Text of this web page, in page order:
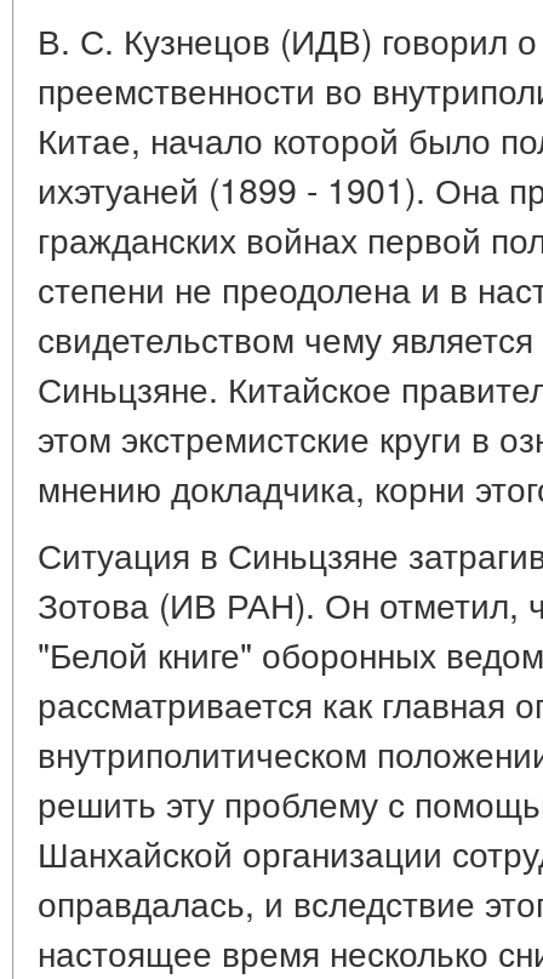
В. С. Кузнецов (ИДВ) говорил о
преемственности во
Китае, начало которой было
ихэтуаней (1899 - 1901). Она
гражданских войнах первой
степени не преодолена и в
свидетельством чему
Синьцзяне. Китайское
этом экстремистские круги в
мнению докладчика, корни
Ситуация в Синьцзяне
Зотова (ИВ РАН). Он отметил,
"Белой книге" оборонных
рассматривается как главная
внутриполитическом
решить эту проблему с
Шанхайской организации
оправдалась, и вследствие
настоящее время несколько